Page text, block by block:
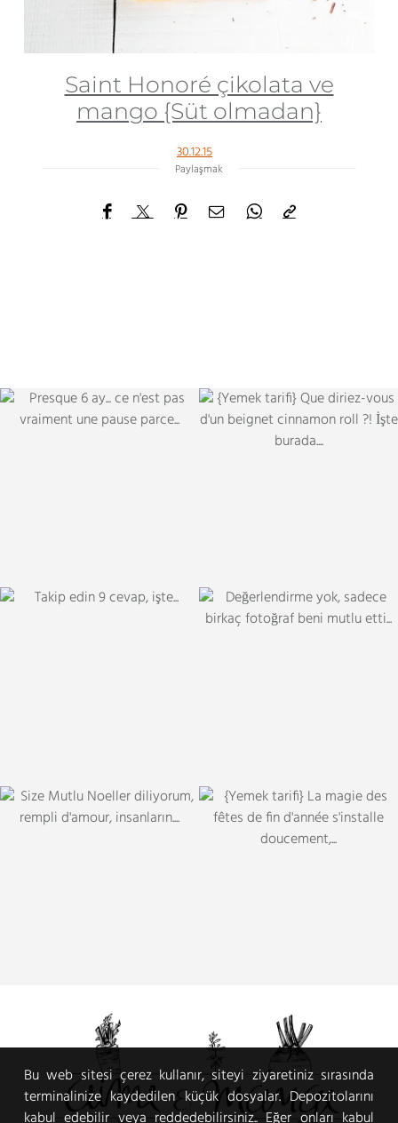
Saint Honoré çikolata ve
mango {Süt olmadan}
30.12.15
Paylaşmak
Bu web sitesi çerez kullanır, siteyi ziyaretiniz sırasında
terminalinize kaydedilen küçük dosyalar. Depozitolarını